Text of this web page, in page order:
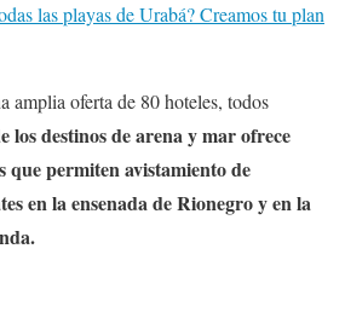
las playas de Urabá? Creamos tu plan
amplia oferta de 80 hoteles, todos
los destinos de arena y mar ofrece
que permiten avistamiento de
en la ensenada de Rionegro y en la